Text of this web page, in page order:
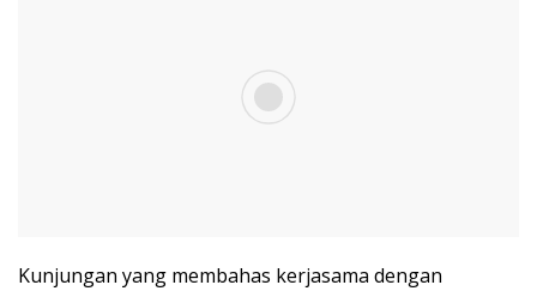
Kunjungan yang membahas kerjasama dengan